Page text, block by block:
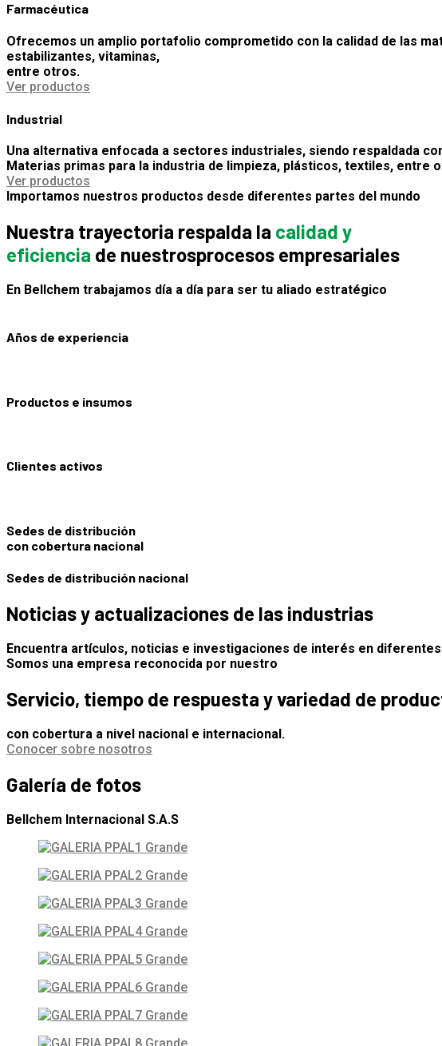
Farmacéutica
Ofrecemos un amplio portafolio comprometido con la calidad de las
estabilizantes, vitaminas,
entre otros.
Ver productos
Industrial
Una alternativa enfocada a sectores industriales, siendo respaldada
Materias primas para la industria de limpieza, plásticos, textiles, entre
Ver productos
Importamos nuestros productos desde diferentes partes del mundo
Nuestra trayectoria respalda la calidad y
eficiencia de nuestrosprocesos empresariales
En Bellchem trabajamos día a día para ser tu aliado estratégico
Años de experiencia
Productos e insumos
Clientes activos
Sedes de distribución
con cobertura nacional
Sedes de distribución nacional
Noticias y actualizaciones de las industrias
Encuentra artículos, noticias e investigaciones de interés en
Somos una empresa reconocida por nuestro
Servicio, tiempo de respuesta y variedad de
con cobertura a nivel nacional e internacional.
Conocer sobre nosotros
Galería de fotos
Bellchem Internacional S.A.S